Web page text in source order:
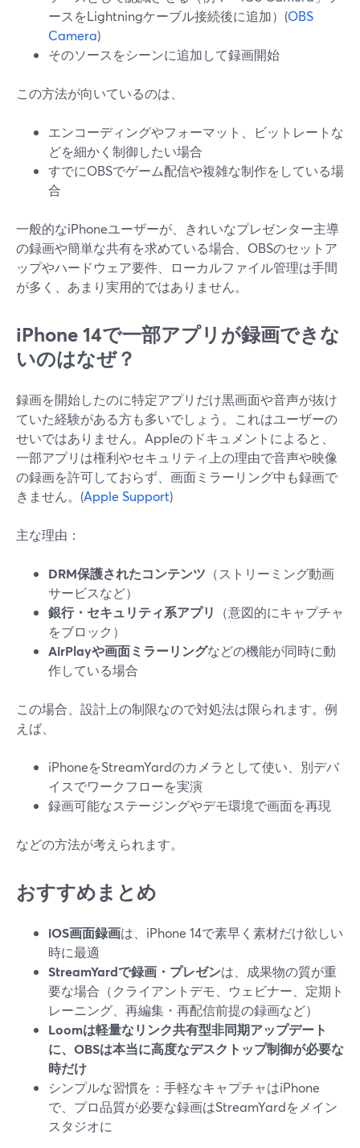
ースをLightningケーブル接続後に追加）(OBS
Camera)
そのソースをシーンに追加して録画開始
この方法が向いているのは、
エンコーディングやフォーマット、ビットレートな
どを細かく制御したい場合
すでにOBSでゲーム配信や複雑な制作をしている場
合
一般的なiPhoneユーザーが、きれいなプレゼンター主導
の録画や簡単な共有を求めている場合、OBSのセットア
ップやハードウェア要件、ローカルファイル管理は手間
が多く、あまり実用的ではありません。
iPhone 14で一部アプリが録画できな
いのはなぜ？
録画を開始したのに特定アプリだけ黒画面や音声が抜け
ていた経験がある方も多いでしょう。これはユーザーの
せいではありません。Appleのドキュメントによると、
一部アプリは権利やセキュリティ上の理由で音声や映像
の録画を許可しておらず、画面ミラーリング中も録画で
きません。(Apple Support)
主な理由：
DRM保護されたコンテンツ （ストリーミング動画
サービスなど）
銀行・セキュリティ系アプリ
（意図的にキャプチャ
をブロック）
AirPlayや画面ミラーリングなどの機能が同時に動
作している場合
この場合、設計上の制限なので対処法は限られます。例
えば、
iPhoneをStreamYardのカメラとして使い、別デバ
イスでワークフローを実演
録画可能なステージングやデモ環境で画面を再現
などの方法が考えられます。
おすすめまとめ
iOS画面録画は、iPhone 14で素早く素材だけ欲しい
時に最適
StreamYardで録画・プレゼンは、成果物の質が重
要な場合（クライアントデモ、ウェビナー、定期ト
レーニング、再編集・再配信前提の録画など）
Loomは軽量なリンク共有型非同期アップデート
に、OBSは本当に高度なデスクトップ制御が必要な
時だけ
シンプルな習慣を：手軽なキャプチャはiPhone
で、プロ品質が必要な録画はStreamYardをメイン
スタジオに